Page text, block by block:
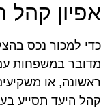
קהל
למכור נכס
במשפחות
או
היעד תסייע